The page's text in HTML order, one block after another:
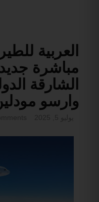
العربية
مباشرة
الشارقة
وارسو